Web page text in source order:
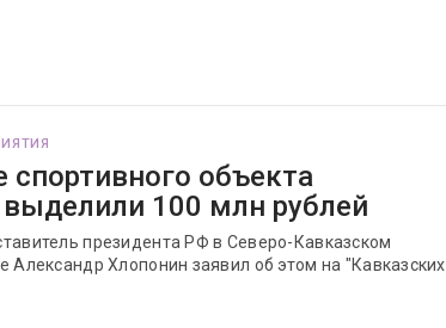
спортивного объекта
выделили 100 млн рублей
президента РФ в Северо-Кавказском
Александр Хлопонин заявил об этом на "Кавказских